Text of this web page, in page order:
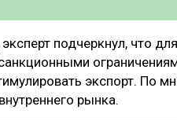
подчеркнул, что
экспорт. По
рынка.